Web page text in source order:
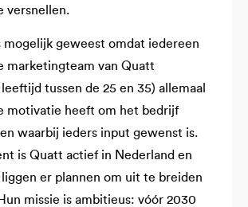
versnellen.
mogelijk geweest omdat iedereen
marketingteam van Quatt
tussen de 25 en 35) allemaal
motivatie heeft om het bedrijf
waarbij ieders input gewenst is.
is Quatt actief in Nederland en
liggen er plannen om uit te breiden
missie is ambitieus: vóór 2030